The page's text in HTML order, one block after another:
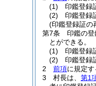
(1)
印鑑登録
(2)
印鑑登録
(印鑑登録証の
第7条
印鑑の
とができる。
(1)
印鑑登録
(2)
印鑑登録
2
前項に規定
3
村長は、 第1